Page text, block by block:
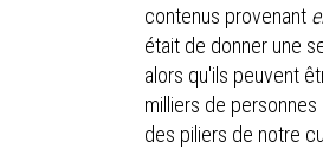
contenus provenant
était de donner une
alors qu'ils peuvent
milliers de
des piliers de notre